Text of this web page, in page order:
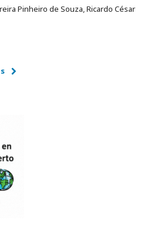
Pinheiro de Souza, Ricardo César